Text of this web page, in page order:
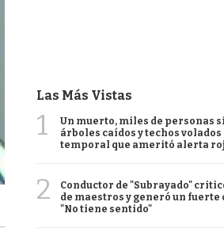
Las Más Vistas
1
Un muerto, miles de personas
árboles caídos y techos volados
temporal que ameritó alerta
2
Conductor de "Subrayado"
de maestros y generó un fuerte
"No tiene sentido"